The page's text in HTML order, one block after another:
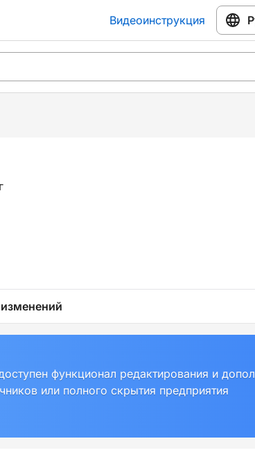
Видеоинструкция
функционал редактирования и
или полного скрытия предприятия